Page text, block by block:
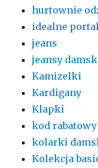
hurtownie
idealne
jeans
jeansy
Kamizelki
Kardigany
Klapki
kod rabatowy
kolarki
Kolekcja